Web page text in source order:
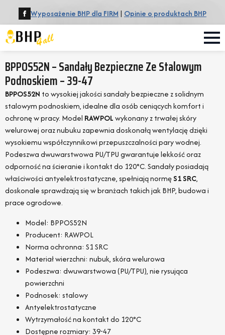
Wyposażenie BHP dla FIRM | Opinie o produktach BHP
BPPOS52N – Sandały Bezpieczne Ze Stalowym
Podnoskiem – 39-47
BPPOS52N to wysokiej jakości sandały bezpieczne z solidnym
stalowym podnoskiem, idealne dla osób ceniących komfort i
ochronę w pracy. Model RAWPOLwykonany z trwałej skóry
welurowej oraz nubuku zapewnia doskonałą wentylację dzięki
wysokiemu współczynnikowi przepuszczalności pary wodnej.
Podeszwa dwuwarstwowa PU/TPU gwarantuje lekkość oraz
odporność na ścieranie i kontakt do 120°C. Sandały posiadają
właściwości antyelektrostatyczne, spełniają normęS1 SRC,
doskonale sprawdzają się w branżach takich jak BHP, budowa i
prace ogrodowe.
Model: BPPOS52N
Producent: RAWPOL
Norma ochronna: S1 SRC
Materiał wierzchni: nubuk, skóra welurowa
Podeszwa: dwuwarstwowa (PU/TPU), nie rysująca
powierzchni
Podnosek: stalowy
Antyelektrostatyczne
Wytrzymałość na kontakt do 120°C
Dostępne rozmiary: 39-47